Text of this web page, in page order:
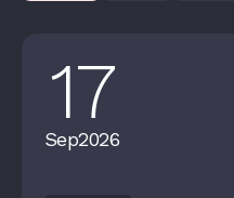
17
Sep2026